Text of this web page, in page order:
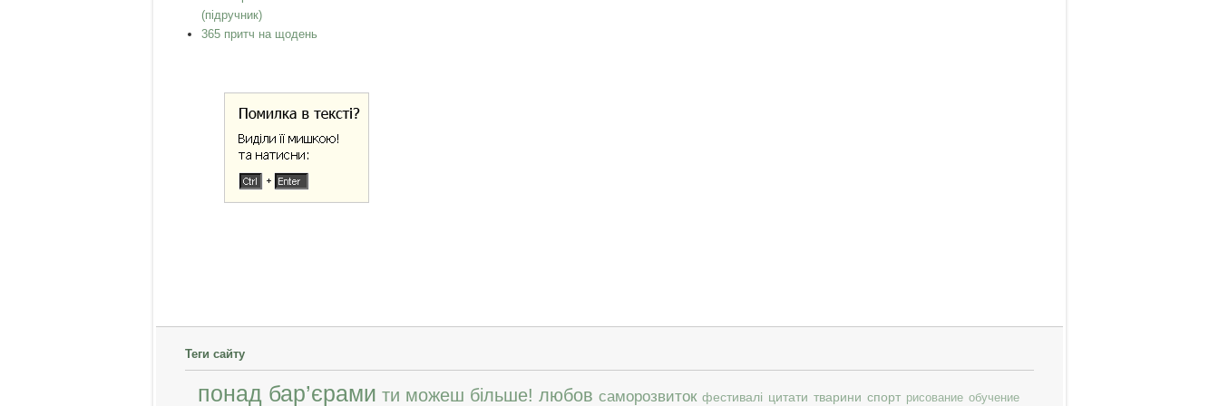
(підручник)
365 притч на щодень
Теги сайту
понад бар’єрами ти можеш більше! любов саморозвиток фестивалі цитати тварини спорт рисование обучение